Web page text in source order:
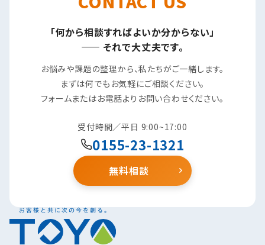
「何から相談すればよいか分からない」
—— それで大丈夫です。
お悩みや課題の整理から、私たちがご一緒します。
まずは何でもお気軽にご相談ください。
フォームまたはお電話よりお問い合わせください。
受付時間／平日 9:00~17:00
0155-23-1321
無料相談